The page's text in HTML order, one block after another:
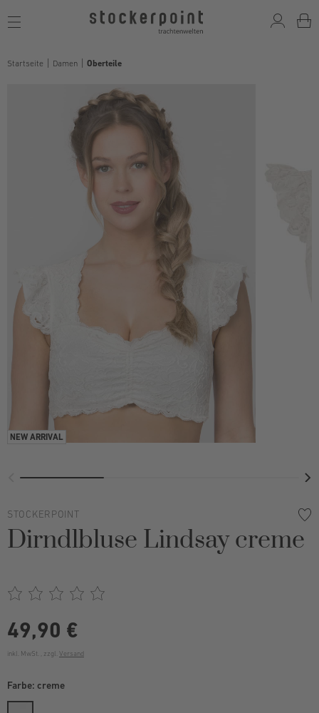
Toggle
Startseite Damen Oberteile
STOCKERPOINT
Dirndlbluse Lindsay creme
49,90 €
inkl. MwSt. , zzgl. Versand
Farbe: creme